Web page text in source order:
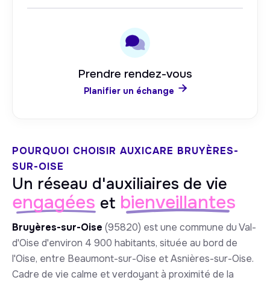
Prendre rendez-vous
Planifier un échange 
POURQUOI CHOISIR AUXICARE BRUYÈRES-
SUR-OISE
Un réseau d'auxiliaires de vie
engagées et bienveillantes
Bruyères-sur-Oise (95820) est une commune du Val-
d'Oise d'environ 4 900 habitants, située au bord de
l'Oise, entre Beaumont-sur-Oise et Asnières-sur-Oise.
Cadre de vie calme et verdoyant à proximité de la